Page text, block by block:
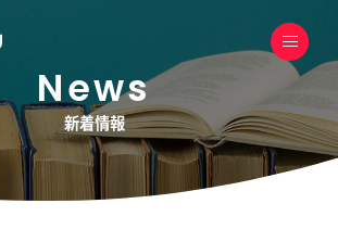
News
新着情報